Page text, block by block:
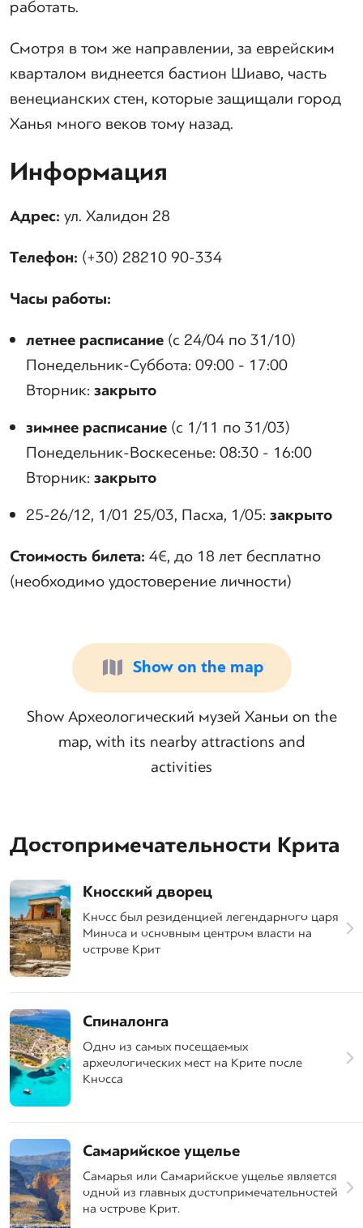
работать.
Смотря в том же направлении, за еврейским
кварталом виднеется бастион Шиаво, часть
венецианских стен, которые защищали город
Ханья много веков тому назад.
Информация
Адрес: ул. Халидон 28
Телефон: (+30) 28210 90-334
Часы работы:
летнее расписание (с 24/04 по 31/10)
Понедельник-Суббота: 09:00 - 17:00
Вторник: закрыто
зимнее расписание (с 1/11 по 31/03)
Понедельник-Воскесенье: 08:30 - 16:00
Вторник: закрыто
25-26/12, 1/01 25/03, Пасха, 1/05: закрыто
Стоимость билета: 4€, до 18 лет бесплатно
(необходимо удостоверение личности)
Show on the map
Show Археологический музей Ханьи on the
map, with its nearby attractions and
activities
Достопримечательности Крита
Кносский дворец
Кносс был резиденцией легендарного царя
Миноса и основным центром власти на
острове Крит
Спиналонга
Одно из самых посещаемых
археологических мест на Крите после
Кносса
Самарийское ущелье
Самарья или Самарийское ущелье является
одной из главных достопримечательностей
на острове Крит.